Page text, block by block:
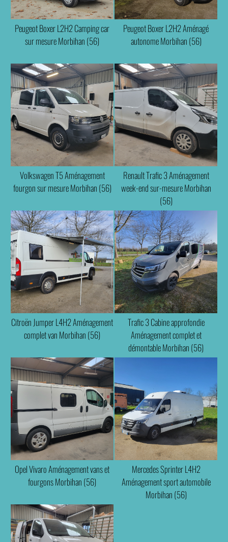
Peugeot Boxer L2H2 Camping car
sur mesure Morbihan (56)
Peugeot Boxer L2H2 Aménagé
autonome Morbihan (56)
Volkswagen T5 Aménagement
fourgon sur mesure Morbihan (56)
Renault Trafic 3 Aménagement
week-end sur-mesure Morbihan
(56)
Citroën Jumper L4H2 Aménagement
complet van Morbihan (56)
Trafic 3 Cabine approfondie
Aménagement complet et
démontable Morbihan (56)
Opel Vivaro Aménagement vans et
fourgons Morbihan (56)
Mercedes Sprinter L4H2
Aménagement sport automobile
Morbihan (56)